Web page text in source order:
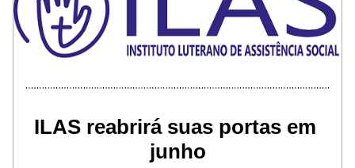
ILAS reabrirá suas portas em
junho